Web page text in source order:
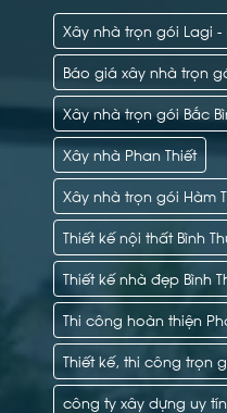
Xây nhà trọn gói Lagi -
Báo giá xây nhà trọn
Xây nhà trọn gói Bắc
Xây nhà Phan Thiết
Xây nhà trọn gói Hàm
Thiết kế nội thất Bình
Thiết kế nhà đẹp Bình
Thi công hoàn thiện
Thiết kế, thi công trọn
công ty xây dựng uy